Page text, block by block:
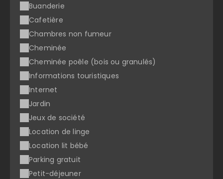
Buanderie
Cafetière
Chambres non fumeur
Cheminée
Cheminée poêle (bois ou granulés)
Informations touristiques
Internet
Jardin
Jeux de société
Location de linge
Location lit bébé
Parking gratuit
Petit-déjeuner